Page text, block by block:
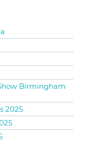
Birmingham
2025